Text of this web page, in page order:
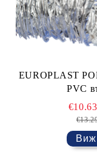
EUROPLAST
€10.63
Виж